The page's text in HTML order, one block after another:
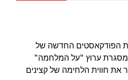
הפודקאסטים החדשה של
ערוץ "על המלחמה"
את חווית הלחימה של קצינים